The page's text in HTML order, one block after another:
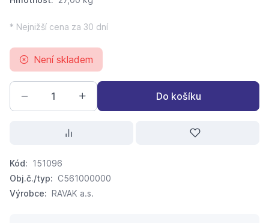
* Nejnižší cena za 30 dní
Není skladem
Do košíku
Kód: 151096
Obj.č./typ: C561000000
Výrobce: RAVAK a.s.